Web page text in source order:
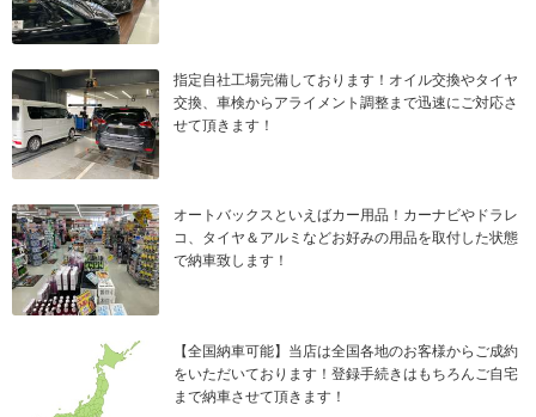
指定自社工場完備しております！オイル交換やタイヤ
交換、車検からアライメント調整まで迅速にご対応さ
せて頂きます！
オートバックスといえばカー用品！カーナビやドラレ
コ、タイヤ＆アルミなどお好みの用品を取付した状態
で納車致します！
【全国納車可能】当店は全国各地のお客様からご成約
をいただいております！登録手続きはもちろんご自宅
まで納車させて頂きます！